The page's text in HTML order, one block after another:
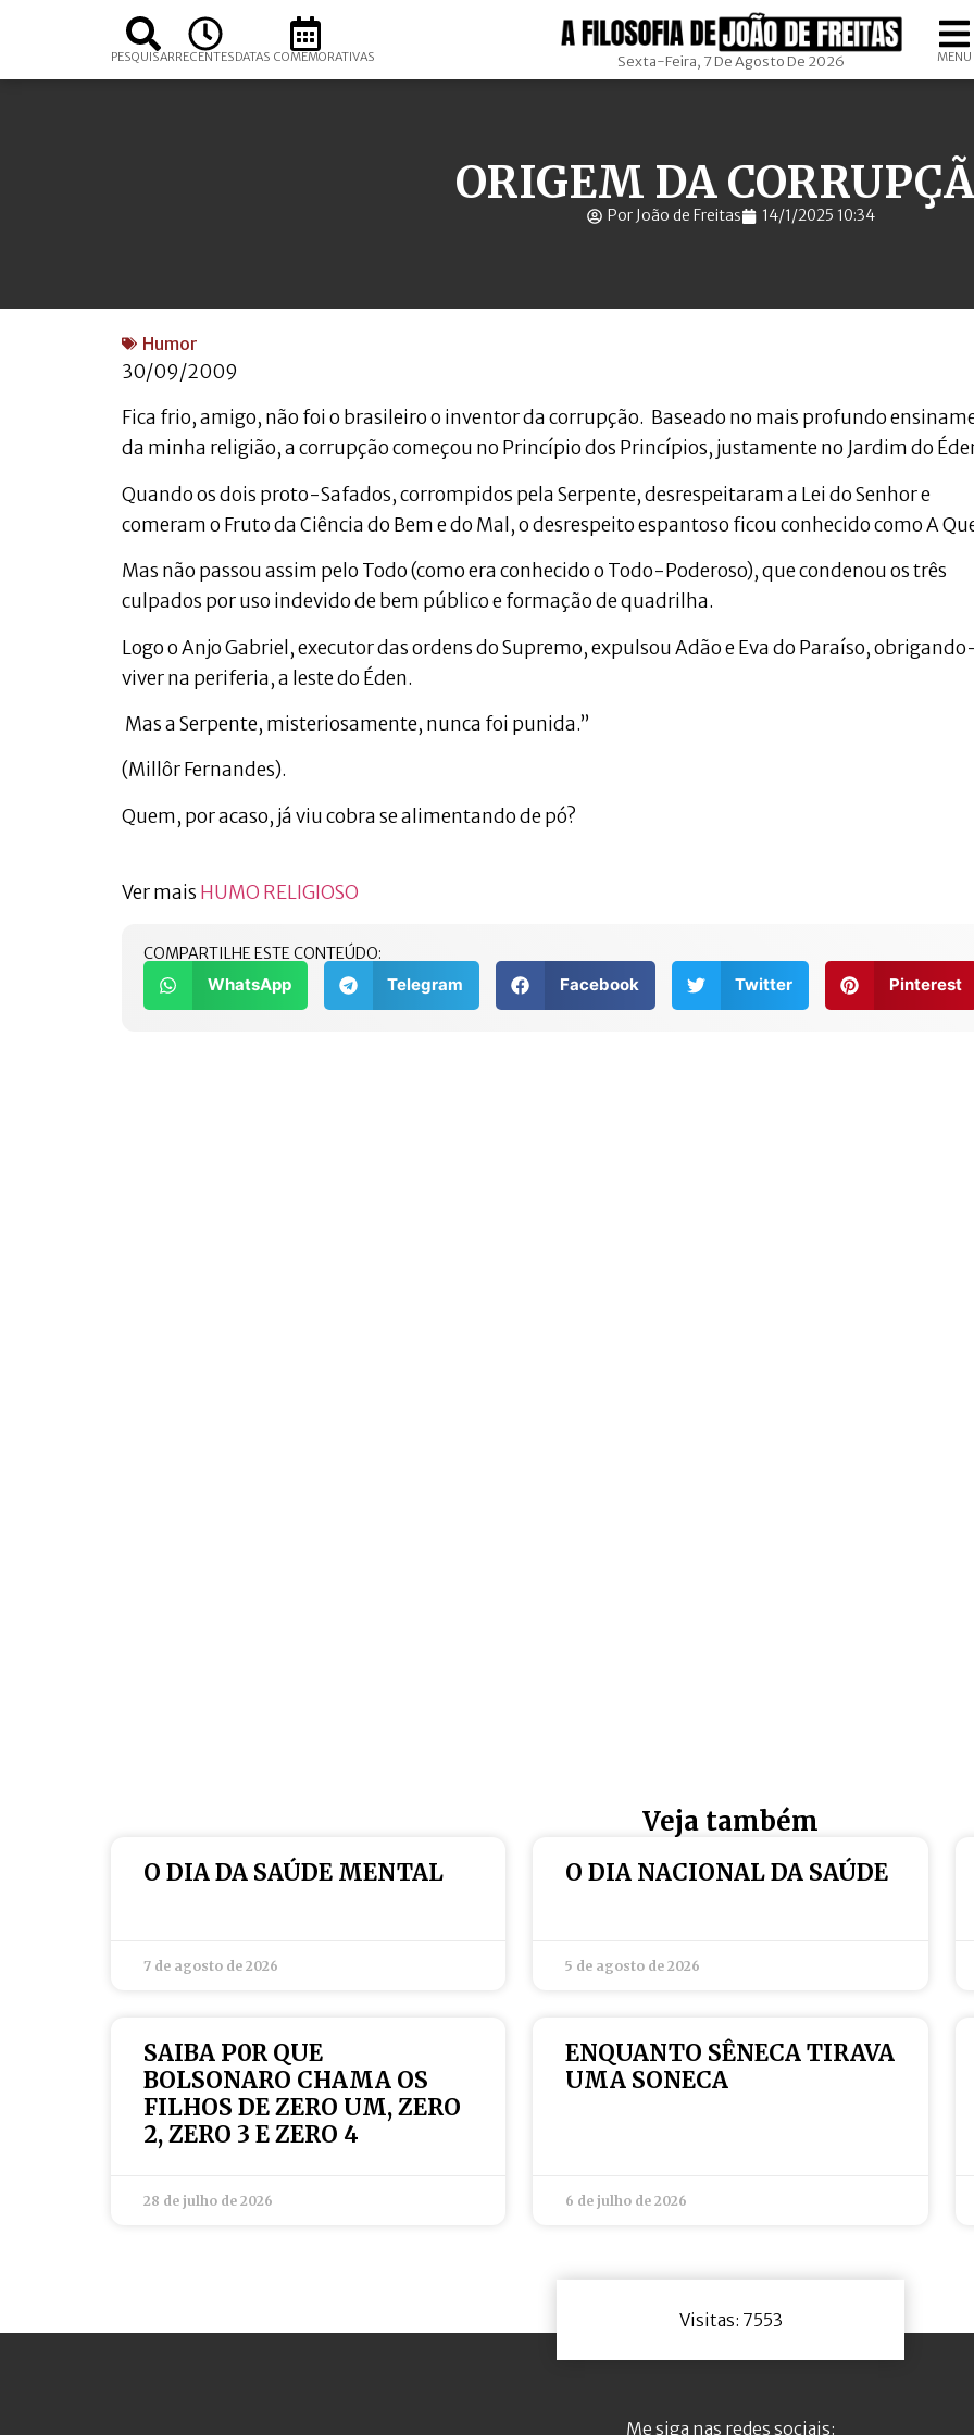
PESQUISARRECENTESDATAS COMEMORATIVAS Sexta-Feira, 7 De Agosto De 2026 MENU
ORIGEM DA
Por João de Freitas 14/1/2025 10:34
Humor
30/09/2009
Fica frio, amigo, não foi o brasileiro o inventor da corrupção. Baseado no mais profundo
da minha religião, a corrupção começou no Princípio dos Princípios, justamente no Jardim do
Quando os dois proto-Safados, corrompidos pela Serpente, desrespeitaram a Lei do Senhor e
comeram o Fruto da Ciência do Bem e do Mal, o desrespeito espantoso ficou conhecido como A
Mas não passou assim pelo Todo (como era conhecido o Todo-Poderoso), que condenou os três
culpados por uso indevido de bem público e formação de quadrilha.
Logo o Anjo Gabriel, executor das ordens do Supremo, expulsou Adão e Eva do Paraíso,
viver na periferia, a leste do Éden.
Mas a Serpente, misteriosamente, nunca foi punida.”
(Millôr Fernandes).
Quem, por acaso, já viu cobra se alimentando de pó?
Ver mais HUMO RELIGIOSO
COMPARTILHE ESTE CONTEÚDO:
WhatsApp Telegram Facebook Twitter Pinterest
Veja também
O DIA DA SAÚDE MENTAL
7 de agosto de 2026
O DIA NACIONAL DA SAÚDE
5 de agosto de 2026
SAIBA P0R QUE
BOLSONARO CHAMA OS
FILHOS DE ZERO UM, ZERO
2, ZERO 3 E ZERO 4
28 de julho de 2026
ENQUANTO SÊNECA TIRAVA
UMA SONECA
6 de julho de 2026
Visitas: 7553
Me siga nas redes sociais: